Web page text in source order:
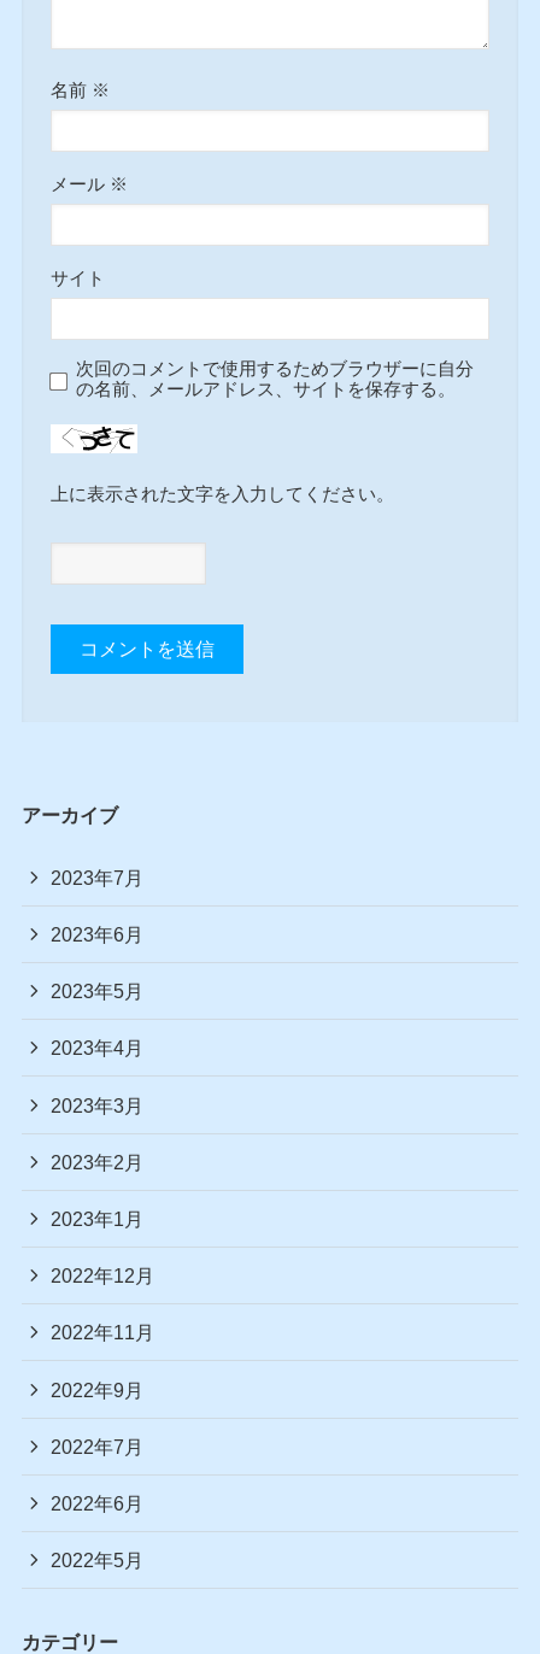
名前 ※
メール ※
サイト
次回のコメントで使用するためブラウザーに自分
の名前、メールアドレス、サイトを保存する。
上に表示された文字を入力してください。
アーカイブ
2023年7月
2023年6月
2023年5月
2023年4月
2023年3月
2023年2月
2023年1月
2022年12月
2022年11月
2022年9月
2022年7月
2022年6月
2022年5月
カテゴリー